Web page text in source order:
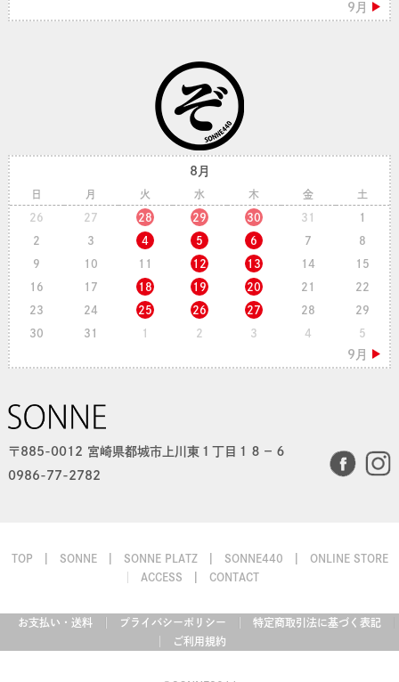
8月
日 月 火 水 木 金 土
26 27 28 29 30 31 1
2 3 4 5 6 7 8
9 10 11 12 13 14 15
16 17 18 19 20 21 22
23 24 25 26 27 28 29
30 31 1 2 3 4 5
〒885-0012 宮崎県都城市上川東１丁目１８−６
0986-77-2782
TOP SONNE SONNE PLATZ SONNE440
ONLINE STORE
ACCESS
CONTACT
お支払い・送料 プライバシーポリシー
特定商取引法に基づく表記
ご利用規約